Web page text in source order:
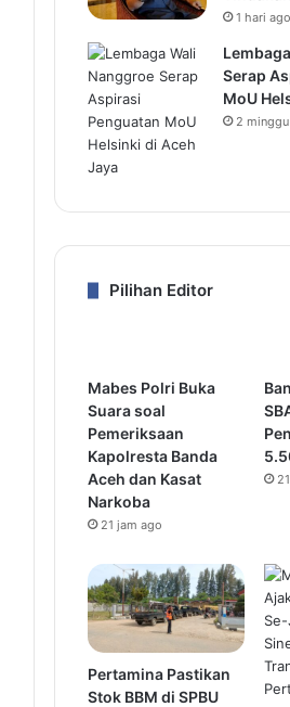
1 hari ago
Serap
MoU
2
Pilihan Editor
Mabes Polri Buka
Suara soal
Pemeriksaan
Kapolresta Banda
Aceh dan Kasat
Narkoba
21 jam ago
Pertamina Pastikan
Stok BBM di SPBU